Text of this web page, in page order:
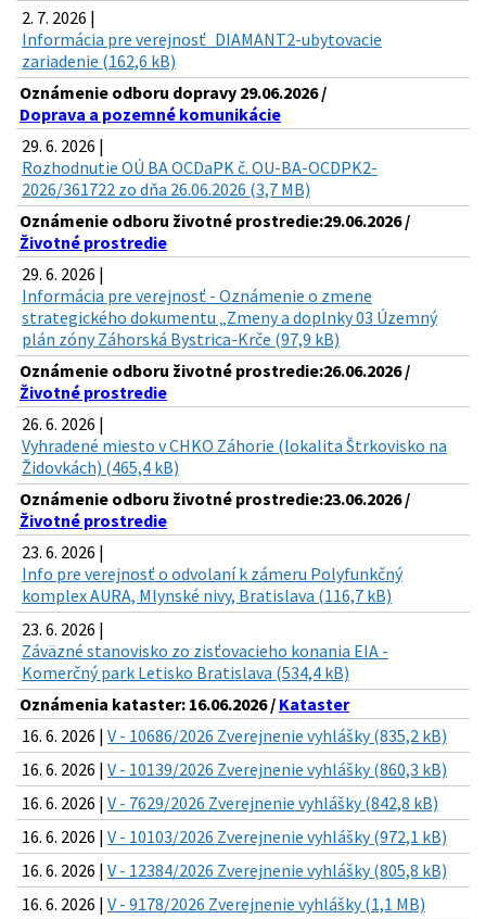
2. 7. 2026 |
Informácia pre verejnosť_DIAMANT2-ubytovacie
zariadenie (162,6 kB)
Oznámenie odboru dopravy 29.06.2026 /
Doprava a pozemné komunikácie
29. 6. 2026 |
Rozhodnutie OÚ BA OCDaPK č. OU-BA-OCDPK2-
2026/361722 zo dňa 26.06.2026 (3,7 MB)
Oznámenie odboru životné prostredie:29.06.2026 /
Životné prostredie
29. 6. 2026 |
Informácia pre verejnosť - Oznámenie o zmene
strategického dokumentu „Zmeny a doplnky 03 Územný
plán zóny Záhorská Bystrica-Krče (97,9 kB)
Oznámenie odboru životné prostredie:26.06.2026 /
Životné prostredie
26. 6. 2026 |
Vyhradené miesto v CHKO Záhorie (lokalita Štrkovisko na
Židovkách) (465,4 kB)
Oznámenie odboru životné prostredie:23.06.2026 /
Životné prostredie
23. 6. 2026 |
Info pre verejnosť o odvolaní k zámeru Polyfunkčný
komplex AURA, Mlynské nivy, Bratislava (116,7 kB)
23. 6. 2026 |
Záväzné stanovisko zo zisťovacieho konania EIA -
Komerčný park Letisko Bratislava (534,4 kB)
Oznámenia kataster: 16.06.2026 / Kataster
16. 6. 2026 | V - 10686/2026 Zverejnenie vyhlášky (835,2 kB)
16. 6. 2026 | V - 10139/2026 Zverejnenie vyhlášky (860,3 kB)
16. 6. 2026 | V - 7629/2026 Zverejnenie vyhlášky (842,8 kB)
16. 6. 2026 | V - 10103/2026 Zverejnenie vyhlášky (972,1 kB)
16. 6. 2026 | V - 12384/2026 Zverejnenie vyhlášky (805,8 kB)
16. 6. 2026 | V - 9178/2026 Zverejnenie vyhlášky (1,1 MB)